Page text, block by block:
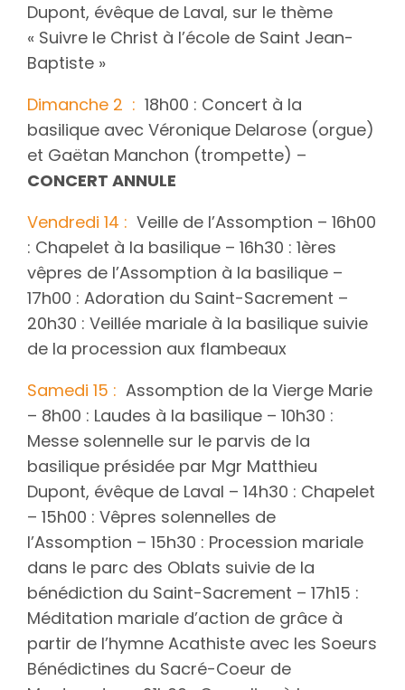
Dupont, évêque de Laval, sur le thème
« Suivre le Christ à l’école de Saint Jean-
Baptiste »
Dimanche 2 : 18h00 : Concert à la
basilique avec Véronique Delarose (orgue)
et Gaëtan Manchon (trompette) –
CONCERT ANNULE
Vendredi 14 : Veille de l’Assomption – 16h00
: Chapelet à la basilique – 16h30 : 1ères
vêpres de l’Assomption à la basilique –
17h00 : Adoration du Saint-Sacrement –
20h30 : Veillée mariale à la basilique suivie
de la procession aux flambeaux
Samedi 15 : Assomption de la Vierge Marie
– 8h00 : Laudes à la basilique – 10h30 :
Messe solennelle sur le parvis de la
basilique présidée par Mgr Matthieu
Dupont, évêque de Laval – 14h30 : Chapelet
– 15h00 : Vêpres solennelles de
l’Assomption – 15h30 : Procession mariale
dans le parc des Oblats suivie de la
bénédiction du Saint-Sacrement – 17h15 :
Méditation mariale d’action de grâce à
partir de l’hymne Acathiste avec les Soeurs
Bénédictines du Sacré-Coeur de